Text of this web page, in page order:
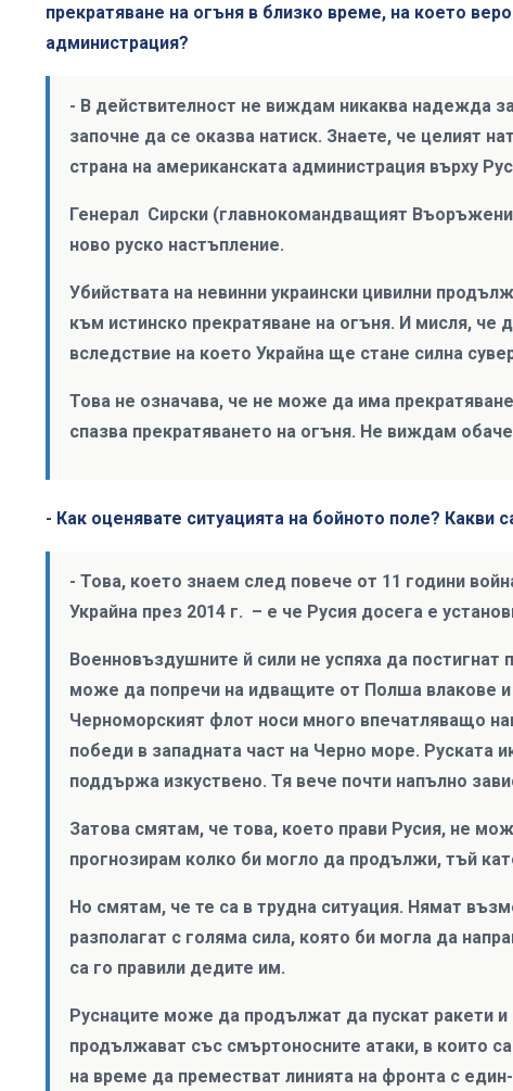
прекратяване на огъня в близко време, на което
администрация?
- В действителност не виждам никаква надежда
започне да се оказва натиск. Знаете, че целият
страна на американската администрация върху
Генерал Сирски (главнокомандващият
ново руско настъпление.
Убийствата на невинни украински цивилни
към истинско прекратяване на огъня. И мисля,
вследствие на което Украйна ще стане силна
Това не означава, че не може да има
спазва прекратяването на огъня. Не виждам
- Как оценявате ситуацията на бойното поле?
- Това, което знаем след повече от 11 години
Украйна през 2014 г. – е че Русия досега е
Военновъздушните й сили не успяха да
може да попречи на идващите от Полша влакове
Черноморският флот носи много впечатляващо
победи в западната част на Черно море. Руската
поддържа изкуствено. Тя вече почти напълно
Затова смятам, че това, което прави Русия, не
прогнозирам колко би могло да продължи, тъй
Но смятам, че те са в трудна ситуация. Нямат
разполагат с голяма сила, която би могла да
са го правили дедите им.
Руснаците може да продължат да пускат ракети
продължават със смъртоносните атаки, в които
на време да преместват линията на фронта с